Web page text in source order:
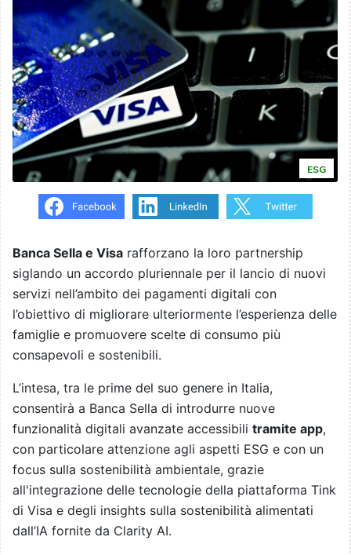
ESG
Banca Sella e Visa rafforzano la loro partnership
siglando un accordo pluriennale per il lancio di nuovi
servizi nell’ambito dei pagamenti digitali con
l’obiettivo di migliorare ulteriormente l’esperienza delle
famiglie e promuovere scelte di consumo più
consapevoli e sostenibili.
L’intesa, tra le prime del suo genere in Italia,
consentirà a Banca Sella di introdurre nuove
funzionalità digitali avanzate accessibili tramite app,
con particolare attenzione agli aspetti ESG e con un
focus sulla sostenibilità ambientale, grazie
all'integrazione delle tecnologie della piattaforma Tink
di Visa e degli insights sulla sostenibilità alimentati
dall’IA fornite da Clarity AI.